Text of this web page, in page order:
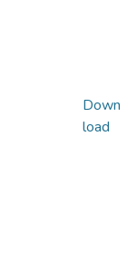
Down
load